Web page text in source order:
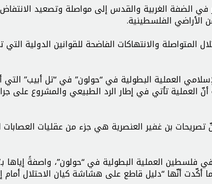
في الضفة الغربية والقدس إلى مواصلة وتصعيد
الفلسطينية.
المتواصلة والانتهاكات الفاضحة للقوانين الدولية
العملية البطولية في “حولون” في “تل أبيب”
تأتي في إطار الرد الطبيعي والمشروع على
تصريحات بن غفير العنصرية هي جزء من عقليات
فلسطين العملية البطولية في “حولون”، واصفةً إياها
أكّدت أنّها “دليل قاطع على هشاشة كيان الاحتلال أمام